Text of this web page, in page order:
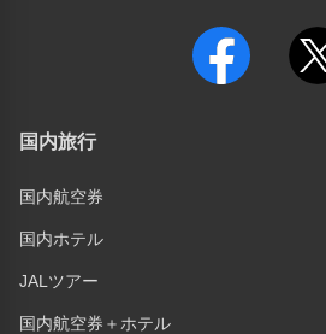
国内旅行
国内航空券
国内ホテル
JALツアー
国内航空券＋ホテル